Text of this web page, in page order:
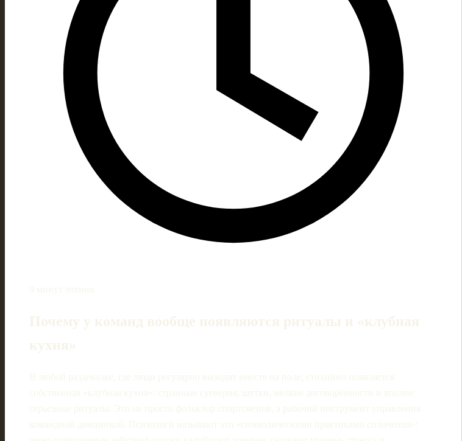
9 минут чтения
Почему у команд вообще появляются ритуалы и «клубная
кухня»
В любой раздевалке, где люди регулярно выходят вместе на поле, стихийно появляется
собственная «клубная кухня»: странные суеверия, шутки, мелкие договорённости и вполне
серьёзные ритуалы. Это не просто фольклор спортсменов, а рабочий инструмент управления
командной динамикой. Психологи называют это «символическими практиками сплочения»: